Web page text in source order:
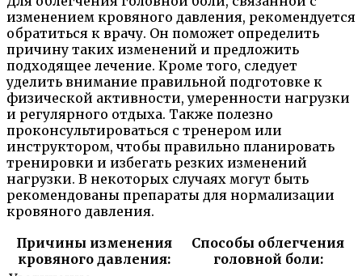
изменением кровяного давления, рекомендуется
обратиться к врачу. Он поможет определить
причину таких изменений и предложить
подходящее лечение. Кроме того, следует
уделить внимание правильной подготовке к
физической активности, умеренности нагрузки
и регулярного отдыха. Также полезно
проконсультироваться с тренером или
инструктором, чтобы правильно планировать
тренировки и избегать резких изменений
нагрузки. В некоторых случаях могут быть
рекомендованы препараты для нормализации
кровяного давления.
Причины изменения
кровяного давления:
Способы облегчения
головной боли: